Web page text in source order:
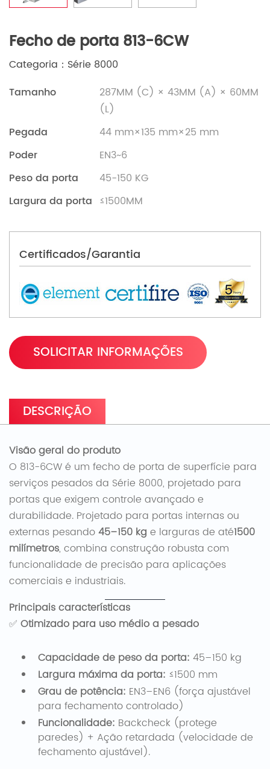
Fecho de porta 813-6CW
Categoria：Série 8000
Tamanho
287MM (C) × 43MM (A) × 60MM
(L)
Pegada
44 mm×135 mm×25 mm
Poder
EN3~6
Peso da porta
45-150 KG
Largura da porta ≤1500MM
Certificados/Garantia
SOLICITAR INFORMAÇÕES
DESCRIÇÃO
Visão geral do produto
O 813-6CW é um fecho de porta de superfície para
serviços pesados ​​da Série 8000, projetado para
portas que exigem controle avançado e
durabilidade. Projetado para portas internas ou
externas pesando ​45–150 kg e larguras de até1500
milímetros, combina construção robusta com
funcionalidade de precisão para aplicações
comerciais e industriais.
Principais características
✅ ​ Otimizado para uso médio a pesado
Capacidade de peso da porta: 45–150 kg
Largura máxima da porta: ≤1500 mm
Grau de potência: EN3–EN6 (força ajustável
para fechamento controlado)
Funcionalidade: Backcheck (protege
paredes) + Ação retardada (velocidade de
fechamento ajustável).